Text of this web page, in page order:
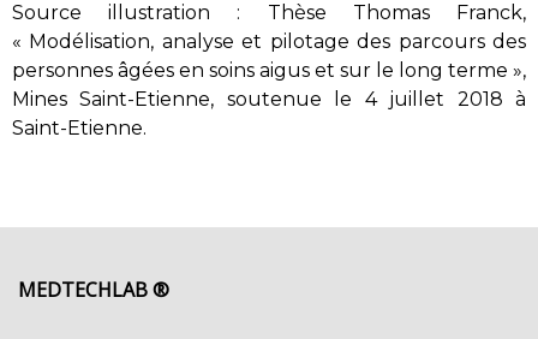
Source illustration : Thèse Thomas Franck,
« Modélisation, analyse et pilotage des parcours des
personnes âgées en soins aigus et sur le long terme »,
Mines Saint-Etienne, soutenue le 4 juillet 2018 à
Saint-Etienne.
MEDTECHLAB ®